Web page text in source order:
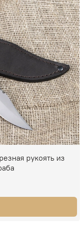
рукоять из